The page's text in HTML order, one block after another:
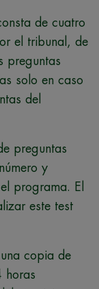
de cuatro
el tribunal, de
preguntas
solo en caso
del
preguntas
y
programa. El
este test
copia de
horas